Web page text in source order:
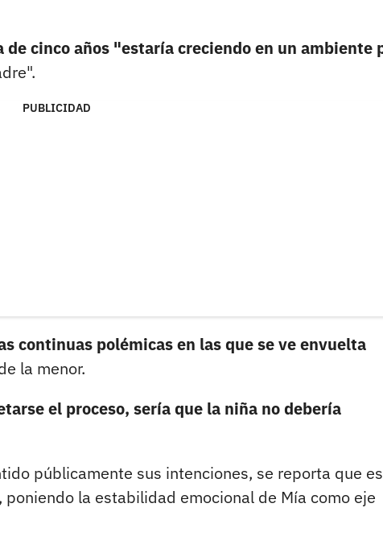
de cinco años "estaría creciendo en un ambiente
PUBLICIDAD
continuas polémicas en las que se ve envuelta
la menor.
el proceso, sería que la niña no debería
públicamente sus intenciones, se reporta que
la estabilidad emocional de Mía como eje